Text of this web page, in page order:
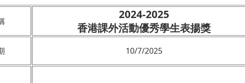
2024-2025
香港課外活動優秀學生表揚獎
10/7/2025